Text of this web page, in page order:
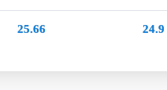
25.66 24.9